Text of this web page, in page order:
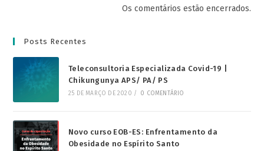
Os comentários estão encerrados.
Posts Recentes
Teleconsultoria Especializada Covid-19 |
Chikungunya APS/ PA/ PS
25 DE MARÇO DE 2020 / 0 COMENTÁRIO
Novo curso EOB-ES: Enfrentamento da
Obesidade no Espírito Santo